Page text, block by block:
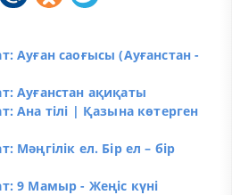
Ауған саоғысы (Ауғанстан -
Ауғанстан ақиқаты
Ана тілі | Қазына көтерген
Мәңгілік ел. Бір ел – бір
9 Мамыр - Жеңіс күні